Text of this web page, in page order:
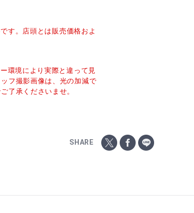
す。店頭とは販売価格およ
環境により実際と違って見
フ撮影画像は、光の加減で
了承くださいませ。
SHARE